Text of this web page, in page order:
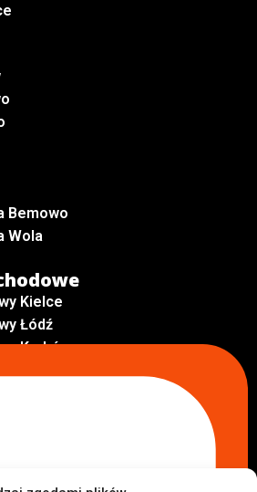
Bemowo
Wola
Kielce
Łódź
Kraków
Lublin
Sochaczew